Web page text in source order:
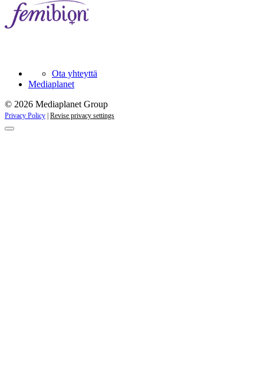
Ota yhteyttä
Mediaplanet
© 2026 Mediaplanet Group
Privacy Policy | Revise privacy settings